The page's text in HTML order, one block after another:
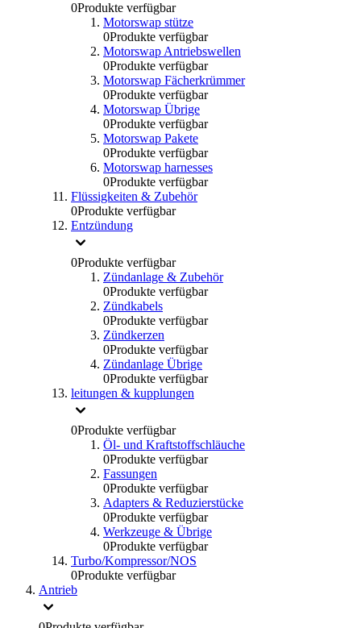
0Produkte verfügbar
Motorswap stütze
0Produkte verfügbar
Motorswap Antriebswellen
0Produkte verfügbar
Motorswap Fächerkrümmer
0Produkte verfügbar
Motorswap Übrige
0Produkte verfügbar
Motorswap Pakete
0Produkte verfügbar
Motorswap harnesses
0Produkte verfügbar
Flüssigkeiten & Zubehör
0Produkte verfügbar
Entzündung
0Produkte verfügbar
Zündanlage & Zubehör
0Produkte verfügbar
Zündkabels
0Produkte verfügbar
Zündkerzen
0Produkte verfügbar
Zündanlage Übrige
0Produkte verfügbar
leitungen & kupplungen
0Produkte verfügbar
Öl- und Kraftstoffschläuche
0Produkte verfügbar
Fassungen
0Produkte verfügbar
Adapters & Reduzierstücke
0Produkte verfügbar
Werkzeuge & Übrige
0Produkte verfügbar
Turbo/Kompressor/NOS
0Produkte verfügbar
Antrieb